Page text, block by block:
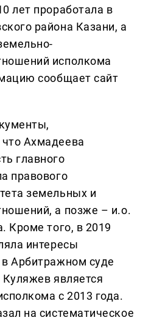
лет проработала в
района Казани, а
исполкома
сообщает сайт
Ахмадеева
главного
правового
земельных и
а позже – и.о.
Кроме того, в 2019
интересы
Арбитражном суде
является
с 2013 года.
на систематическое